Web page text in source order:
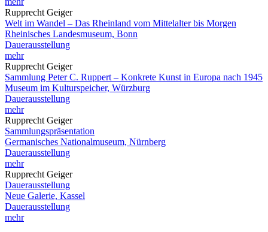
Rupprecht Geiger
Welt im Wandel – Das Rheinland vom Mittelalter bis Morgen
Rheinisches Landesmuseum, Bonn
Dauerausstellung
mehr
Rupprecht Geiger
Sammlung Peter C. Ruppert – Konkrete Kunst in Europa nach 1945
Museum im Kulturspeicher, Würzburg
Dauerausstellung
mehr
Rupprecht Geiger
Sammlungspräsentation
Germanisches Nationalmuseum, Nürnberg
Dauerausstellung
mehr
Rupprecht Geiger
Dauerausstellung
Neue Galerie, Kassel
Dauerausstellung
mehr